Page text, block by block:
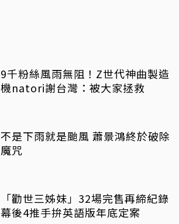
9千粉絲風雨無阻！Z世代神曲製造
機natori謝台灣：被大家拯救
不是下雨就是颱風 蕭景鴻終於破除
魔咒
「勸世三姊妹」32場完售再締紀錄
幕後4推手拚英語版年底定案